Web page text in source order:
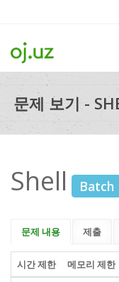
문제 보기 -
Shell Batch
문제 내용 제출
시간 제한 메모리 제한